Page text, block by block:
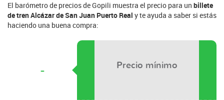
El barómetro de precios de Gopili muestra el precio para un billete
de tren Alcázar de San Juan Puerto Real y te ayuda a saber si estás
haciendo una buena compra:
- Precio mínimo